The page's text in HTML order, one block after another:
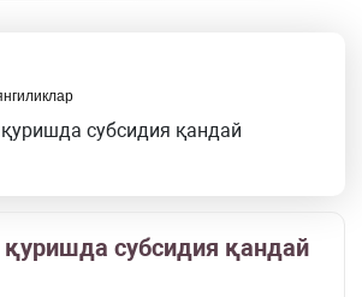
субсидия қандай
субсидия қандай